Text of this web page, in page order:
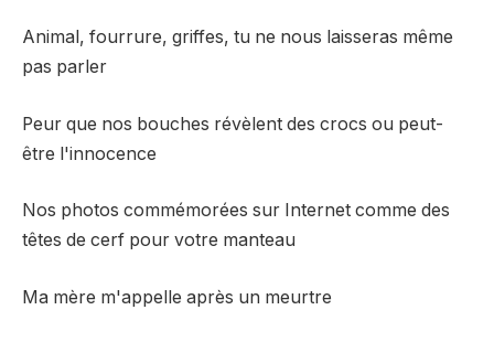
Animal, fourrure, griffes, tu ne nous laisseras même
pas parler
Peur que nos bouches révèlent des crocs ou peut-
être l'innocence
Nos photos commémorées sur Internet comme des
têtes de cerf pour votre manteau
Ma mère m'appelle après un meurtre